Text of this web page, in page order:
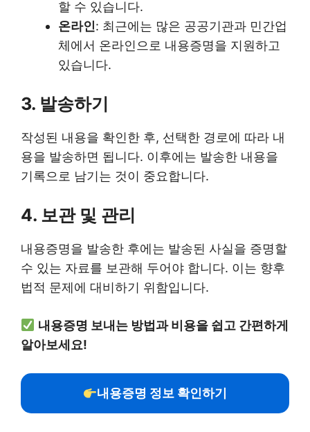
할 수 있습니다.
온라인: 최근에는 많은 공공기관과 민간업
체에서 온라인으로 내용증명을 지원하고
있습니다.
3. 발송하기
작성된 내용을 확인한 후, 선택한 경로에 따라 내
용을 발송하면 됩니다. 이후에는 발송한 내용을
기록으로 남기는 것이 중요합니다.
4. 보관 및 관리
내용증명을 발송한 후에는 발송된 사실을 증명할
수 있는 자료를 보관해 두어야 합니다. 이는 향후
법적 문제에 대비하기 위함입니다.
내용증명 보내는 방법과 비용을 쉽고 간편하게
알아보세요!
내용증명 정보 확인하기